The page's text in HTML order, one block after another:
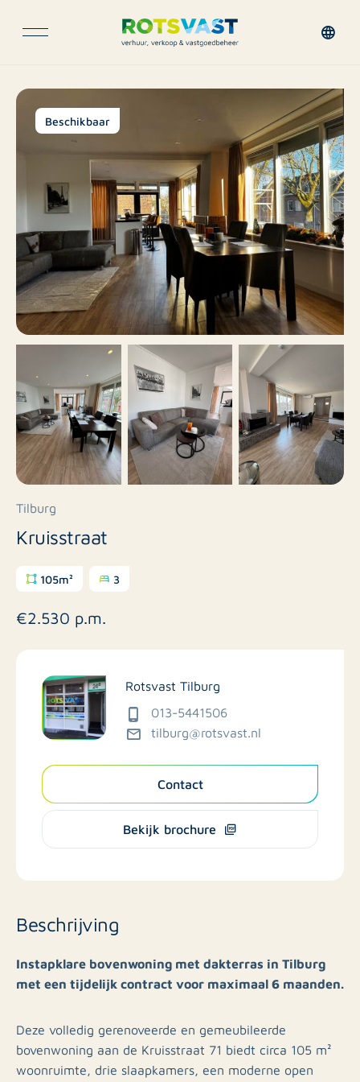
Beschikbaar
Tilburg
Kruisstraat
105m² 3
€2.530 p.m.
Rotsvast Tilburg
013-5441506
tilburg@rotsvast.nl
Contact
Bekijk brochure
Beschrijving
Instapklare bovenwoning met dakterras in Tilburg
met een tijdelijk contract voor maximaal 6 maanden.
Deze volledig gerenoveerde en gemeubileerde
bovenwoning aan de Kruisstraat 71 biedt circa 105 m²
woonruimte, drie slaapkamers, een moderne open